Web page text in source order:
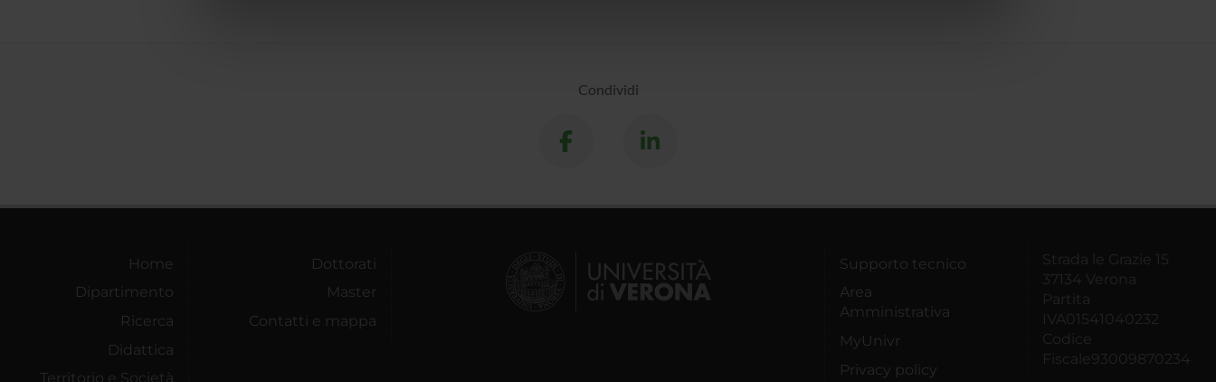
Condividi
Home
Dipartimento
Ricerca
Didattica
Territorio e Società
Dottorati
Master
Contatti e mappa
Supporto tecnico
Area
Amministrativa
MyUnivr
Privacy policy
Strada le Grazie 15
37134 Verona
Partita
IVA01541040232
Codice
Fiscale93009870234